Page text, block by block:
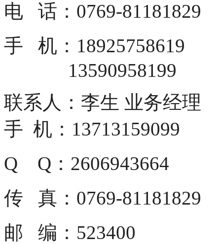
电 话：0769-81181829
手 机：18925758619
13590958199
联系人：李生 业务经理
手 机：13713159099
Q Q：2606943664
传 真：0769-81181829
邮 编：523400